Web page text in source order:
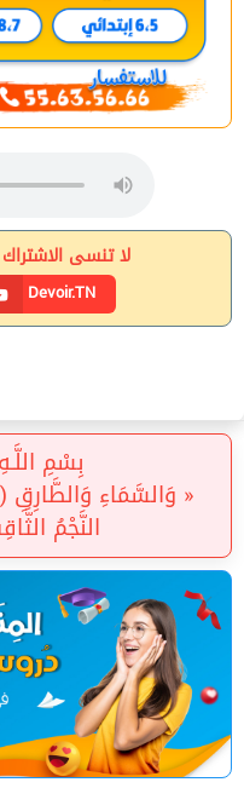
لا تنسى
Devoir.TN
بِسْمِ
النَّجْمُ الثَّاقِبُ (3)